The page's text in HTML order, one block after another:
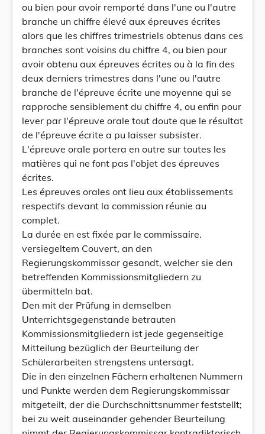
ou bien pour avoir remporté dans l'une ou l'autre
branche un chiffre élevé aux épreuves écrites
alors que les chiffres trimestriels obtenus dans ces
branches sont voisins du chiffre 4, ou bien pour
avoir obtenu aux épreuves écrites ou à la fin des
deux derniers trimestres dans l'une ou l'autre
branche de l'épreuve écrite une moyenne qui se
rapproche sensiblement du chiffre 4, ou enfin pour
lever par l'épreuve orale tout doute que le résultat
de l'épreuve écrite a pu laisser subsister.
L'épreuve orale portera en outre sur toutes les
matières qui ne font pas l'objet des épreuves
écrites.
Les épreuves orales ont lieu aux établissements
respectifs devant la commission réunie au
complet.
La durée en est fixée par le commissaire.
versiegeltem Couvert, an den
Regierungskommissar gesandt, welcher sie den
betreffenden Kommissionsmitgliedern zu
übermitteln bat.
Den mit der Prüfung in demselben
Unterrichtsgegenstande betrauten
Kommissionsmitgliedern ist jede gegenseitige
Mitteilung bezüglich der Beurteilung der
Schülerarbeiten strengstens untersagt.
Die in den einzelnen Fächern erhaltenen Nummern
und Punkte werden dem Regierungskommissar
mitgeteilt, der die Durchschnittsnummer feststellt;
bei zu weit auseinander gehender Beurteilung